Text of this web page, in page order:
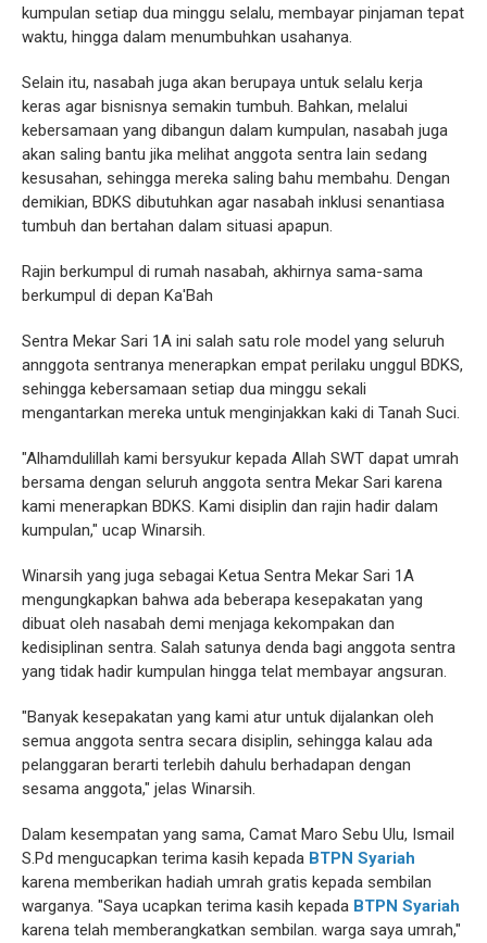
kumpulan setiap dua minggu selalu, membayar pinjaman tepat
waktu, hingga dalam menumbuhkan usahanya.
Selain itu, nasabah juga akan berupaya untuk selalu kerja
keras agar bisnisnya semakin tumbuh. Bahkan, melalui
kebersamaan yang dibangun dalam kumpulan, nasabah juga
akan saling bantu jika melihat anggota sentra lain sedang
kesusahan, sehingga mereka saling bahu membahu. Dengan
demikian, BDKS dibutuhkan agar nasabah inklusi senantiasa
tumbuh dan bertahan dalam situasi apapun.
Rajin berkumpul di rumah nasabah, akhirnya sama-sama
berkumpul di depan Ka'Bah
Sentra Mekar Sari 1A ini salah satu role model yang seluruh
annggota sentranya menerapkan empat perilaku unggul BDKS,
sehingga kebersamaan setiap dua minggu sekali
mengantarkan mereka untuk menginjakkan kaki di Tanah Suci.
"Alhamdulillah kami bersyukur kepada Allah SWT dapat umrah
bersama dengan seluruh anggota sentra Mekar Sari karena
kami menerapkan BDKS. Kami disiplin dan rajin hadir dalam
kumpulan," ucap Winarsih.
Winarsih yang juga sebagai Ketua Sentra Mekar Sari 1A
mengungkapkan bahwa ada beberapa kesepakatan yang
dibuat oleh nasabah demi menjaga kekompakan dan
kedisiplinan sentra. Salah satunya denda bagi anggota sentra
yang tidak hadir kumpulan hingga telat membayar angsuran.
"Banyak kesepakatan yang kami atur untuk dijalankan oleh
semua anggota sentra secara disiplin, sehingga kalau ada
pelanggaran berarti terlebih dahulu berhadapan dengan
sesama anggota," jelas Winarsih.
Dalam kesempatan yang sama, Camat Maro Sebu Ulu, Ismail
S.Pd mengucapkan terima kasih kepada BTPN Syariah
karena memberikan hadiah umrah gratis kepada sembilan
warganya. "Saya ucapkan terima kasih kepada BTPN Syariah
karena telah memberangkatkan sembilan. warga saya umrah,"